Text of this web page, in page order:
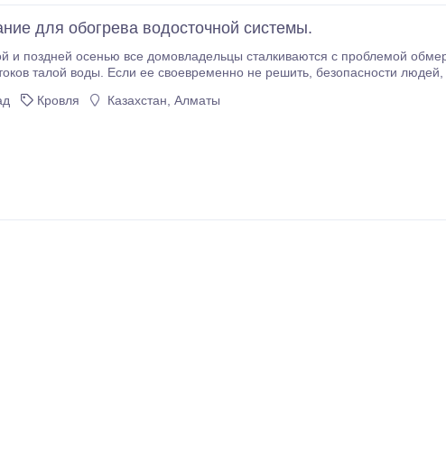
для обогрева водосточной системы.
и поздней осенью все домовладельцы сталкиваются с проблемой
Если ее своевременно не решить, безопасности людей, как и сохранности их имущества, будут
Кровля Казахстан, Алматы